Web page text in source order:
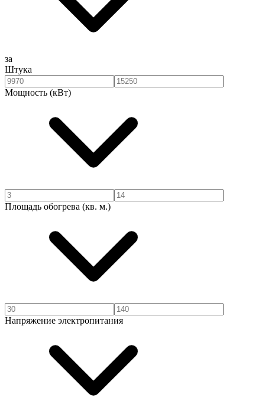
за
Штука
Мощность (кВт)
Площадь обогрева (кв. м.)
Напряжение электропитания